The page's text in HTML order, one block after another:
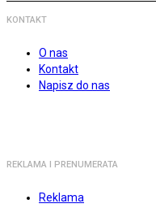
KONTAKT
O nas
Kontakt
Napisz do nas
REKLAMA I PRENUMERATA
Reklama